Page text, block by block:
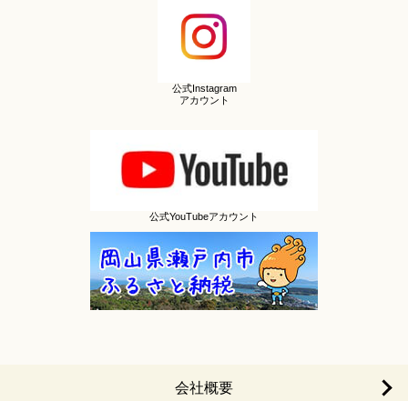
公式Instagram
アカウント
公式YouTubeアカウント
会社概要